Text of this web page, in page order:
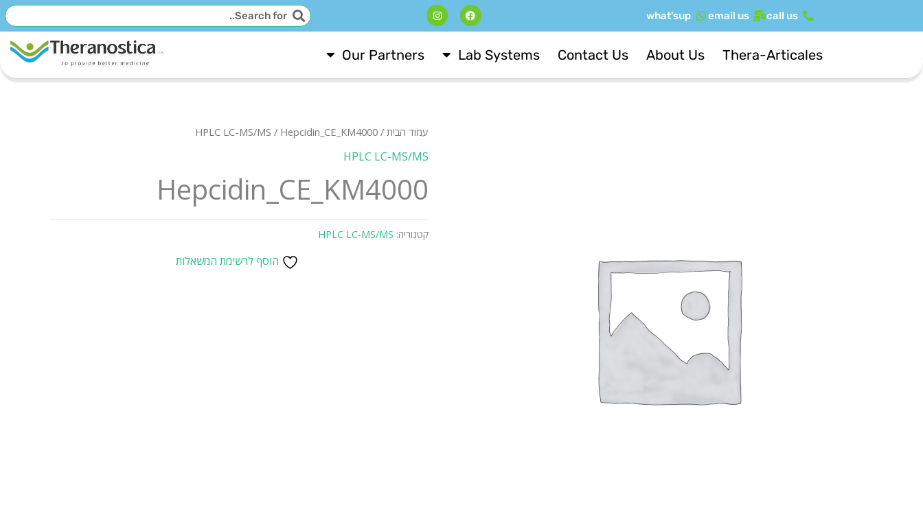
לתוכן
call us
email us
what'sup
F
a
c
o
k
I
n
s
a
m
חיפושחיפוש
Thera-Articales
About Us
Contact Us
Lab Systems
Our Partners
עמוד הבית /
HPLC LC-MS/MS / Hepcidin_CE_KM4000
HPLC LC-MS/MS
Hepcidin_CE_KM4000
קטגוריה: HPLC LC-MS/MS
הוסף לרשימת המשאלות